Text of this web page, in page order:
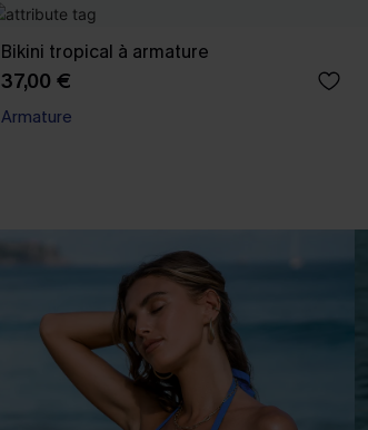
Bikini tropical à armature
37,00 €
Armature